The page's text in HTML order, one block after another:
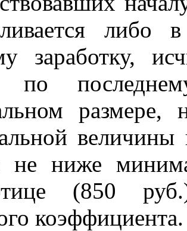
заработку,
по
величины
не ниже
(850
коэффициента.